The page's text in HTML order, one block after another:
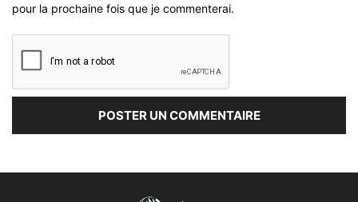
pour la prochaine fois que je commenterai.